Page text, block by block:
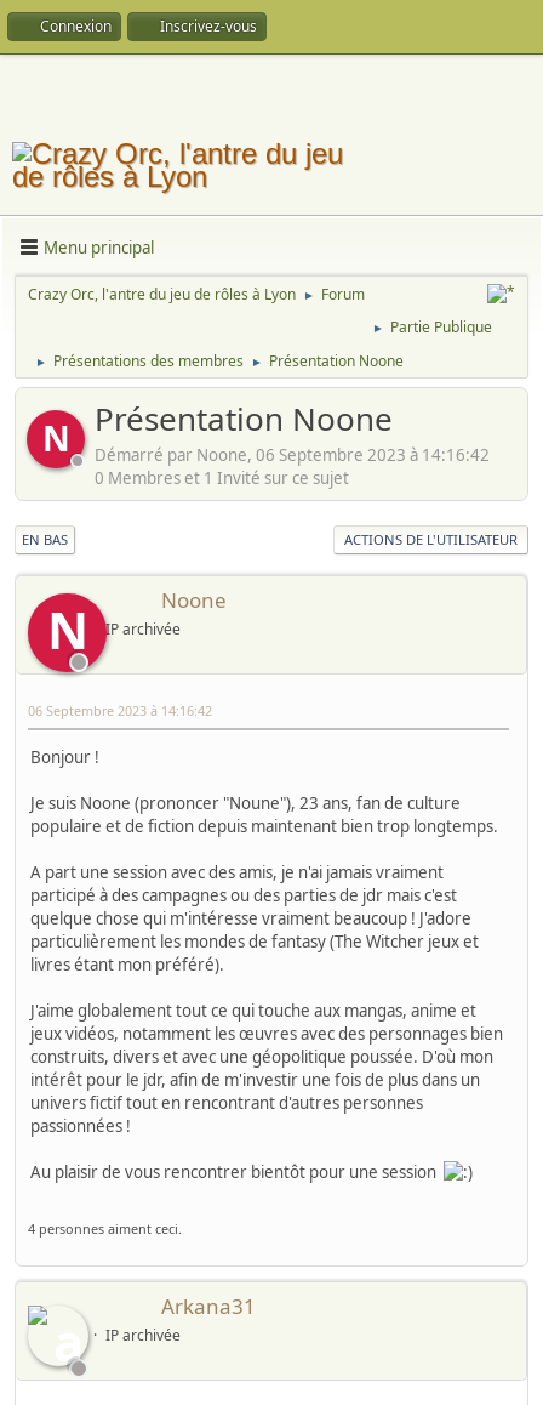
Connexion Inscrivez-vous
Menu principal
Crazy Orc, l'antre du jeu de rôles à Lyon ► Forum
► Partie Publique
► Présentations des membres ► Présentation Noone
N Présentation Noone
Démarré par Noone, 06 Septembre 2023 à 14:16:42
0 Membres et 1 Invité sur ce sujet
EN BAS ACTIONS DE L'UTILISATEUR
Noone
N IP archivée
06 Septembre 2023 à 14:16:42
Bonjour !
Je suis Noone (prononcer "Noune"), 23 ans, fan de culture
populaire et de fiction depuis maintenant bien trop longtemps.
A part une session avec des amis, je n'ai jamais vraiment
participé à des campagnes ou des parties de jdr mais c'est
quelque chose qui m'intéresse vraiment beaucoup ! J'adore
particulièrement les mondes de fantasy (The Witcher jeux et
livres étant mon préféré).
J'aime globalement tout ce qui touche aux mangas, anime et
jeux vidéos, notamment les œuvres avec des personnages bien
construits, divers et avec une géopolitique poussée. D'où mon
intérêt pour le jdr, afin de m'investir une fois de plus dans un
univers fictif tout en rencontrant d'autres personnes
passionnées !
Au plaisir de vous rencontrer bientôt pour une session
4 personnes aiment ceci.
Arkana31
IP archivée